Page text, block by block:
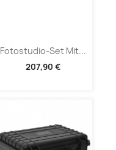
Fotostudio-Set Mit...
207,90 €